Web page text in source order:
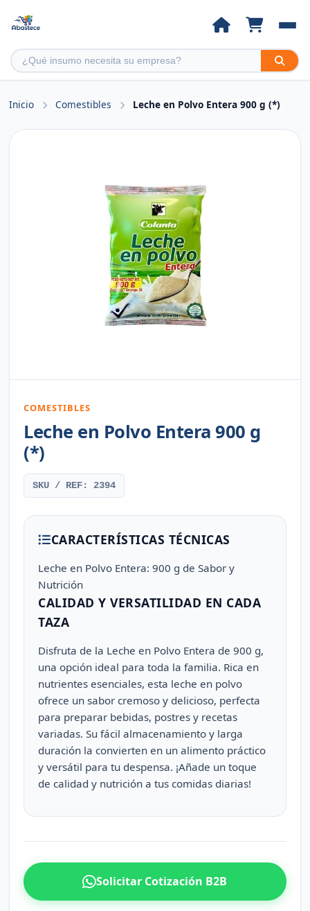
Inicio Comestibles Leche en Polvo Entera 900 g (*)
COMESTIBLES
Leche en Polvo Entera 900 g
(*)
SKU / REF: 2394
CARACTERÍSTICAS TÉCNICAS
Leche en Polvo Entera: 900 g de Sabor y
Nutrición
CALIDAD Y VERSATILIDAD EN CADA
TAZA
Disfruta de la Leche en Polvo Entera de 900 g,
una opción ideal para toda la familia. Rica en
nutrientes esenciales, esta leche en polvo
ofrece un sabor cremoso y delicioso, perfecta
para preparar bebidas, postres y recetas
variadas. Su fácil almacenamiento y larga
duración la convierten en un alimento práctico
y versátil para tu despensa. ¡Añade un toque
de calidad y nutrición a tus comidas diarias!
Solicitar Cotización B2B